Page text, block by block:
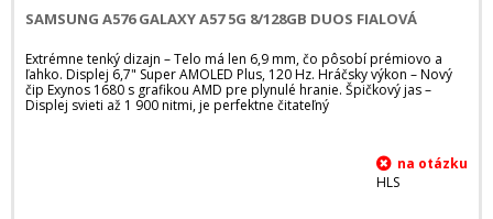
SAMSUNG A576 GALAXY A57 5G 8/128GB DUOS FIALOVÁ
Extrémne tenký dizajn – Telo má len 6,9 mm, čo pôsobí prémiovo a
ľahko. Displej 6,7" Super AMOLED Plus, 120 Hz. Hráčsky výkon – Nový
čip Exynos 1680 s grafikou AMD pre plynulé hranie. Špičkový jas –
Displej svieti až 1 900 nitmi, je perfektne čitateľný
HLS